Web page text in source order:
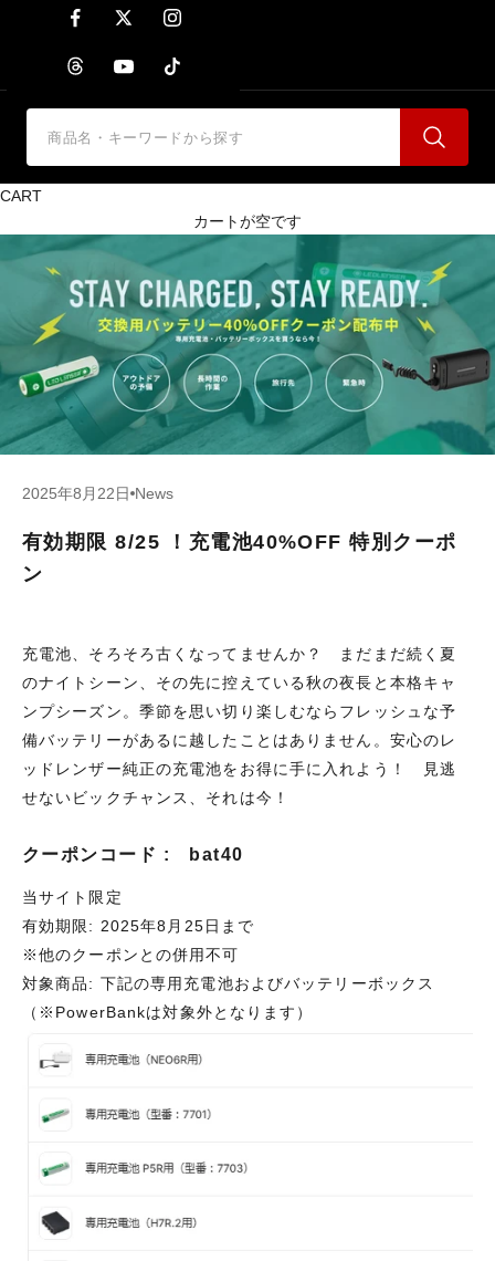
CART
カートが空です
2025年8月22日 News
有効期限 8/25 ！充電池40%OFF 特別クーポ
ン
充電池、そろそろ古くなってませんか？ まだまだ続く夏
のナイトシーン、その先に控えている秋の夜長と本格キャ
ンプシーズン。季節を思い切り楽しむならフレッシュな予
備バッテリーがあるに越したことはありません。安心のレ
ッドレンザー純正の充電池をお得に手に入れよう！ 見逃
せないビックチャンス、それは今！
クーポンコード : bat40
当サイト限定
有効期限: 2025年8月25日まで
※他のクーポンとの併用不可
対象商品: 下記の専用充電池およびバッテリーボックス
（※PowerBankは対象外となります）